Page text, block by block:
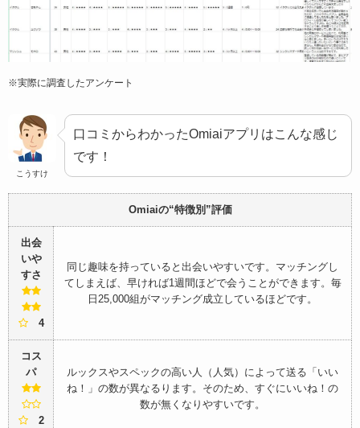
※実際に調査したアンケート
こうすけ
口コミからわかったOmiaiアプリはこんな感じ
です！
Omiaiの“特徴別”評価
出会
いや
すさ
4
同じ趣味を持っていると出会いやすいです。マッチングし
てしまえば、早ければ1週間ほどで会うことができます。毎
日25,000組がマッチング成立しているほどです。
コス
パ
2
ルックスやスペックの高い人（人気）によって送る「いい
ね！」の数が異なるります。そのため、すぐにいいね！の
数が無くなりやすいです。